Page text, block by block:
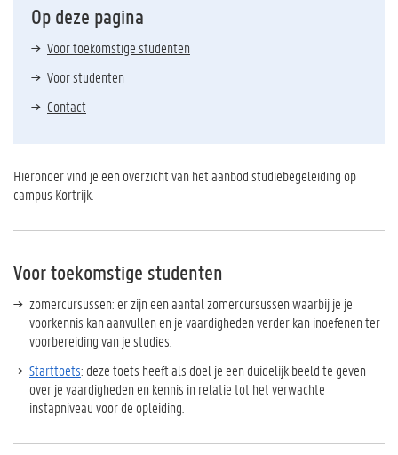
Op deze pagina
Voor toekomstige studenten
Voor studenten
Contact
Hieronder vind je een overzicht van het aanbod studiebegeleiding op
campus Kortrijk.
Voor toekomstige studenten
zomercursussen: er zijn een aantal zomercursussen waarbij je je
voorkennis kan aanvullen en je vaardigheden verder kan inoefenen ter
voorbereiding van je studies.
Starttoets: deze toets heeft als doel je een duidelijk beeld te geven
over je vaardigheden en kennis in relatie tot het verwachte
instapniveau voor de opleiding.